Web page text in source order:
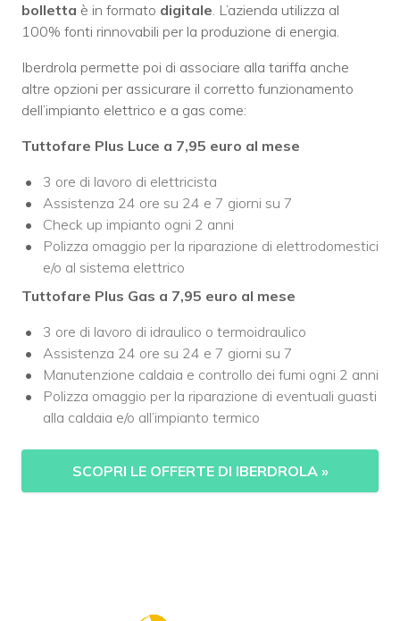
bolletta è in formato digitale. L’azienda utilizza al
100% fonti rinnovabili per la produzione di energia.
Iberdrola permette poi di associare alla tariffa anche
altre opzioni per assicurare il corretto funzionamento
dell’impianto elettrico e a gas come:
Tuttofare Plus Luce a 7,95 euro al mese
3 ore di lavoro di elettricista
Assistenza 24 ore su 24 e 7 giorni su 7
Check up impianto ogni 2 anni
Polizza omaggio per la riparazione di elettrodomestici
e/o al sistema elettrico
Tuttofare Plus Gas a 7,95 euro al mese
3 ore di lavoro di idraulico o termoidraulico
Assistenza 24 ore su 24 e 7 giorni su 7
Manutenzione caldaia e controllo dei fumi ogni 2 anni
Polizza omaggio per la riparazione di eventuali guasti
alla caldaia e/o all’impianto termico
SCOPRI LE OFFERTE DI IBERDROLA »